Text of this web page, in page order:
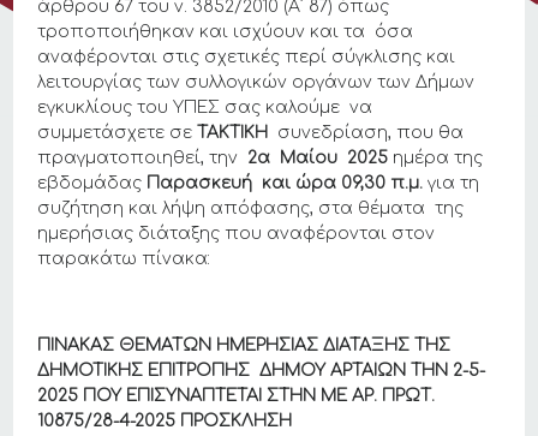
άρθρου 67 του ν. 3852/2010 (Α΄ 87) όπως
τροποποιήθηκαν και ισχύουν και τα όσα
αναφέρονται στις σχετικές περί σύγκλισης και
λειτουργίας των συλλογικών οργάνων των Δήμων
εγκυκλίους του ΥΠΕΣ σας καλούμε να
συμμετάσχετε σε ΤΑΚΤΙΚΗ συνεδρίαση, που θα
πραγματοποιηθεί, την 2α Μαίου 2025 ημέρα της
εβδομάδας Παρασκευή και ώρα 09,30 π.μ.για τη
συζήτηση και λήψη απόφασης, στα θέματα της
ημερήσιας διάταξης που αναφέρονται στον
παρακάτω πίνακα:
ΠΙΝΑΚΑΣ ΘΕΜΑΤΩΝ ΗΜΕΡΗΣΙΑΣ ΔΙΑΤΑΞΗΣ ΤΗΣ
ΔΗΜΟΤΙΚΗΣ ΕΠΙΤΡΟΠΗΣ ΔΗΜΟΥ ΑΡΤΑΙΩΝ THN 2-5-
2025 ΠΟΥ ΕΠΙΣΥΝΑΠΤΕΤΑΙ ΣΤΗΝ ΜΕ ΑΡ. ΠΡΩΤ.
10875/28-4-2025 ΠΡΟΣΚΛΗΣΗ